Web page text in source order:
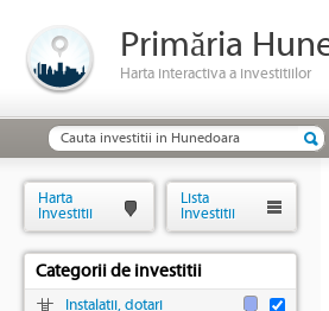
Primăria
Harta interactiva a investitiilor
Harta
Investitii
Lista
Investitii
Categorii de investitii
Instalatii, dotari